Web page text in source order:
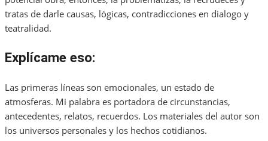
tratas de darle causas, lógicas, contradicciones en dialogo y
teatralidad.
Explícame eso:
Las primeras líneas son emocionales, un estado de
atmosferas. Mi palabra es portadora de circunstancias,
antecedentes, relatos, recuerdos. Los materiales del autor son
los universos personales y los hechos cotidianos.